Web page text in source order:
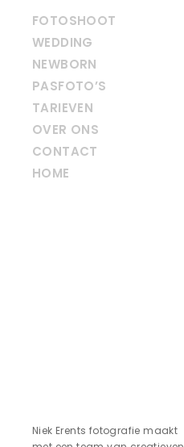
FOTOSHOOT
WEDDING
NEWBORN
PASFOTO’S
TARIEVEN
OVER ONS
CONTACT
HOME
Niek Erents fotografie maakt